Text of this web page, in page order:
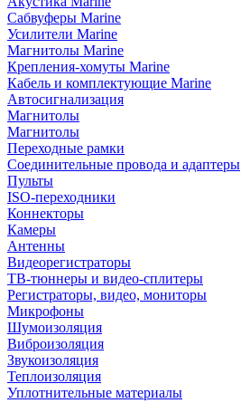
Сабвуферы Marine
Усилители Marine
Магнитолы Marine
Крепления-хомуты Marine
Кабель и комплектующие Marine
Автосигнализация
Магнитолы
Магнитолы
Переходные рамки
Соединительные провода и адаптеры
Пульты
ISO-переходники
Коннекторы
Камеры
Антенны
Видеорегистраторы
ТВ-тюннеры и видео-сплитеры
Регистраторы, видео, мониторы
Микрофоны
Шумоизоляция
Виброизоляция
Звукоизоляция
Теплоизоляция
Уплотнительные материалы